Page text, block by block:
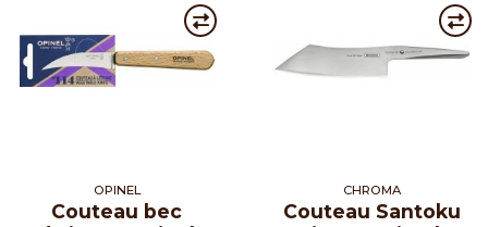
OPINEL
Couteau bec
CHROMA
Couteau Santoku